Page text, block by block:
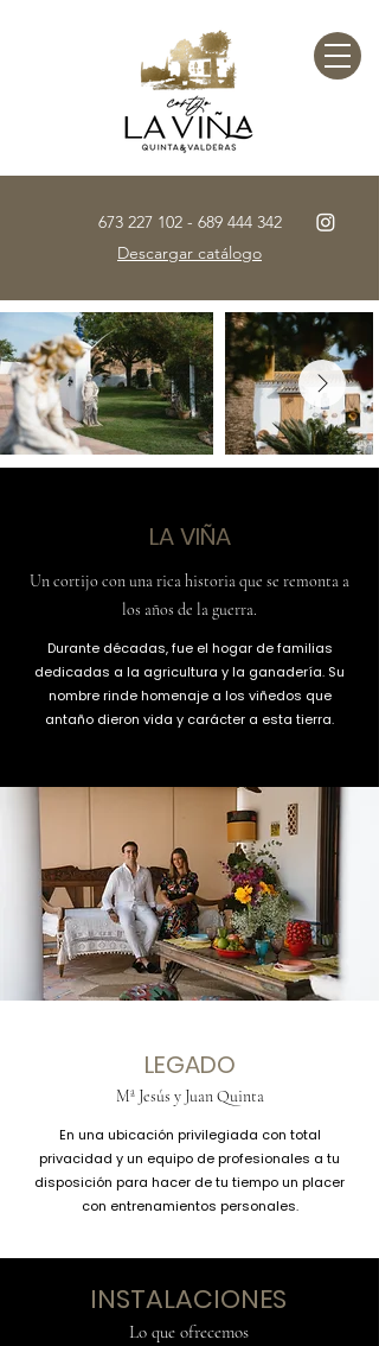
673 227 102 - 689 444342
Descargar catálogo
LA VIÑA
Un cortijo con una rica historia que se remonta a
los años de la guerra.
Durante décadas, fue el hogar de familias
dedicadas a la agricultura y la ganadería. Su
nombre rinde homenaje a los viñedos que
antaño dieron vida y carácter a esta tierra.
LEGADO
Mª Jesús y Juan Quinta
En una ubicación privilegiada con total
privacidad y un equipo de profesionales a tu
disposición para hacer de tu tiempo un placer
con entrenamientos personales.
INSTALACIONES
Lo que ofrecemos